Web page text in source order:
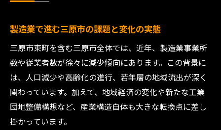
響
製造業と三原市高齢化問題の密接な関係性
三原市人口推移から読み解く製造業の将来
性
若手人材確保が製造業の未来を左右する理
由
高齢化社会における製造業の役割と課題意
製造業で進む三原市の課題と変化の実態
三原市東町を含む三原市全体では、近年、製造業事業所
数や従業者数が徐々に減少傾向にあります。この背景に
は、人口減少や高齢化の進行、若年層の地域流出が深く
関わっています。加えて、地域経済の変化や新たな工業
団地整備構想など、産業構造自体も大きな転換点に差し
掛かっています。